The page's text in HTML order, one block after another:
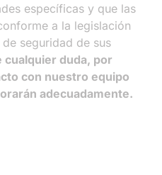
específicas y que las
a la legislación
seguridad de sus
cualquier duda, por
con nuestro equipo
adecuadamente.